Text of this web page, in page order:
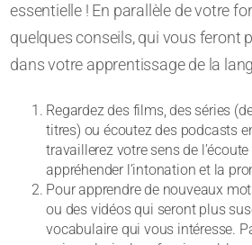
essentielle ! En parallèle de votre
quelques conseils, qui vous feront
dans votre apprentissage de la
Regardez des films, des séries
titres) ou écoutez des podcasts
travaillerez votre sens de
appréhender l’intonation et la
Pour apprendre de nouveaux
ou des vidéos qui seront plus
vocabulaire qui vous intéresse.